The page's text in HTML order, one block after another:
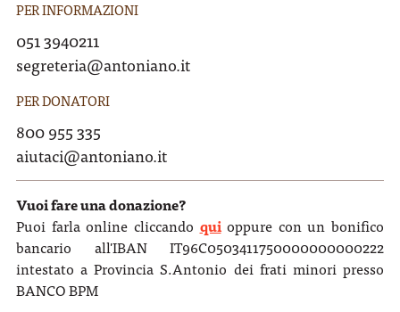
PER INFORMAZIONI
051 3940211
segreteria@antoniano.it
PER DONATORI
800 955 335
aiutaci@antoniano.it
Vuoi fare una donazione?
Puoi farla online cliccando qui oppure con un bonifico
bancario all'IBAN IT96C0503411750000000000222
intestato a Provincia S.Antonio dei frati minori presso
BANCO BPM